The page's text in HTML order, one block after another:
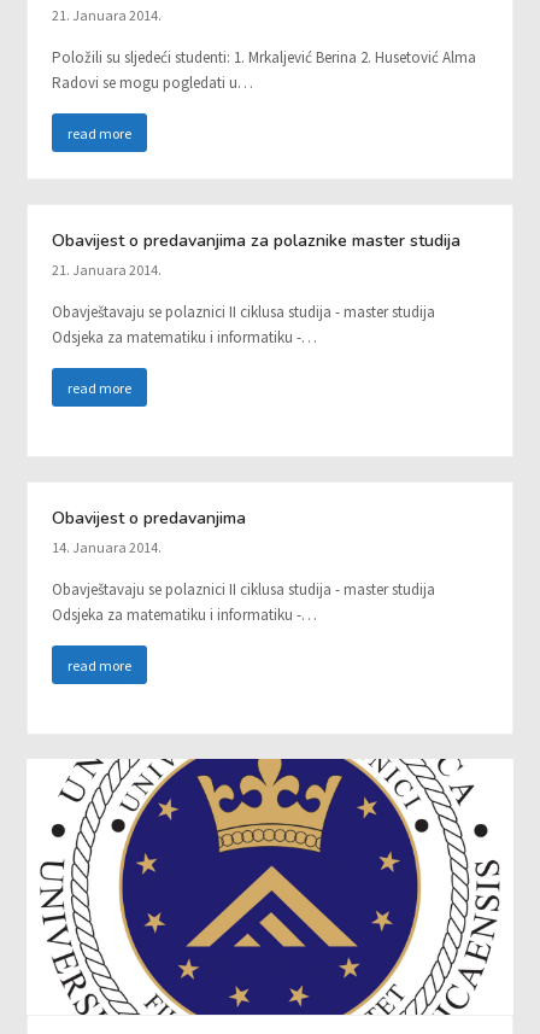
21. Januara 2014.
Položili su sljedeći studenti: 1. Mrkaljević Berina 2. Husetović Alma
Radovi se mogu pogledati u…
read more
Obavijest o predavanjima za polaznike master studija
21. Januara 2014.
Obavještavaju se polaznici II ciklusa studija - master studija
Odsjeka za matematiku i informatiku -…
read more
Obavijest o predavanjima
14. Januara 2014.
Obavještavaju se polaznici II ciklusa studija - master studija
Odsjeka za matematiku i informatiku -…
read more